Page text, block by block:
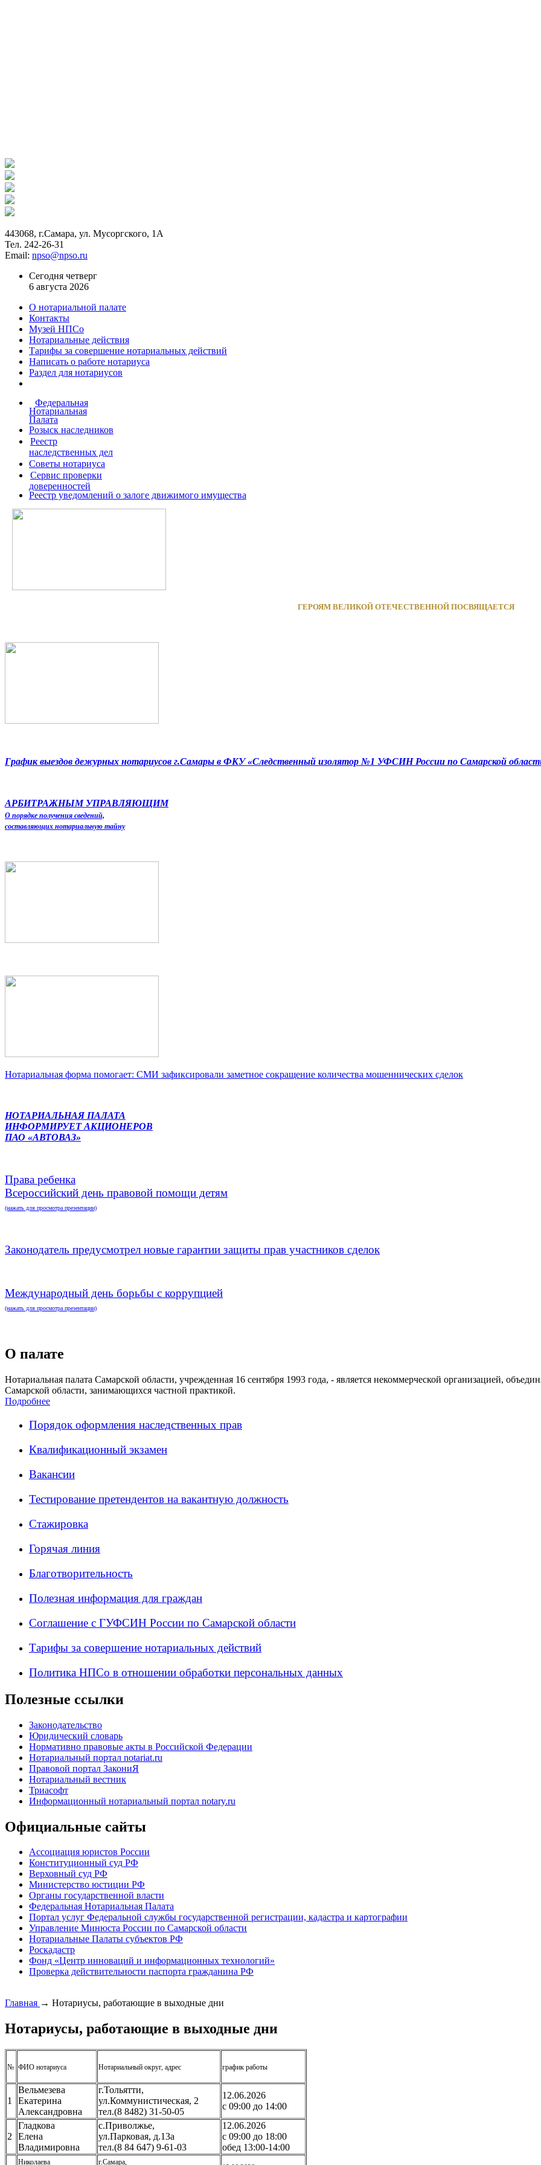
443068, г.Самара, ул. Мусоргского, 1А
Тел. 242-26-31
Email: npso@npso.ru
Сегодня четверг
6 августа 2026
О нотариальной палате
Контакты
Музей НПСо
Нотариальные действия
Тарифы за совершение нотариальных действий
Написать о работе нотариуса
Раздел для нотариусов
Федеральная
Нотариальная
Палата
Розыск наследников
Реестр
наследственных дел
Советы нотариуса
Сервис проверки
доверенностей
Реестр уведомлений о залоге движимого имущества
ГЕРОЯМ ВЕЛИКОЙ ОТЕЧЕСТВЕННОЙ ПОСВЯЩАЕТСЯ
График выездов дежурных нотариусов г.Самары в ФКУ «Следственный изолятор №1 УФСИН России по Самарской
АРБИТРАЖНЫМ УПРАВЛЯЮЩИМ
О порядке получения сведений,
составляющих нотариальную тайну
Нотариальная форма помогает: СМИ зафиксировали заметное сокращение количества мошеннических сделок
НОТАРИАЛЬНАЯ ПАЛАТА
ИНФОРМИРУЕТ АКЦИОНЕРОВ
ПАО «АВТОВАЗ»
Права ребенка
Всероссийский день правовой помощи детям
(нажать для просмотра презентации)
Законодатель предусмотрел новые гарантии защиты прав участников сделок
Международный день борьбы с коррупцией
(нажать для просмотра презентации)
О палате
Нотариальная палата Самарской области, учрежденная 16 сентября 1993 года, - является некоммерческой организацией,
Самарской области, занимающихся частной практикой.
Подробнее
Порядок оформления наследственных прав
Квалификационный экзамен
Вакансии
Тестирование претендентов на вакантную должность
Стажировка
Горячая линия
Благотворительность
Полезная информация для граждан
Соглашение с ГУФСИН России по Самарской области
Тарифы за совершение нотариальных действий
Политика НПСо в отношении обработки персональных данных
Полезные ссылки
Законодательство
Юридический словарь
Нормативно правовые акты в Российской Федерации
Нотариальный портал notariat.ru
Правовой портал ЗакониЯ
Нотариальный вестник
Триасофт
Информационный нотариальный портал notary.ru
Официальные сайты
Ассоциация юристов России
Конституционный суд РФ
Верховный суд РФ
Министерство юстиции РФ
Органы государственной власти
Федеральная Нотариальная Палата
Портал услуг Федеральной службы государственной регистрации, кадастра и картографии
Управление Минюста России по Самарской области
Нотариальные Палаты субъектов РФ
Роскадастр
Фонд «Центр инноваций и информационных технологий»
Проверка действительности паспорта гражданина РФ
Главная → Нотариусы, работающие в выходные дни
Нотариусы, работающие в выходные дни
№ ФИО нотариуса Нотариальный округ, адрес график работы
1
Вельмезева
Екатерина
Александровна
г.Тольятти,
ул.Коммунистическая, 2
тел.(8 8482) 31-50-05
12.06.2026
с 09:00 до 14:00
2
Гладкова
Елена
Владимировна
с.Приволжье,
ул.Парковая, д.13а
тел.(8 84 647) 9-61-03
12.06.2026
с 09:00 до 18:00
обед 13:00-14:00
Николаева г.Самара,